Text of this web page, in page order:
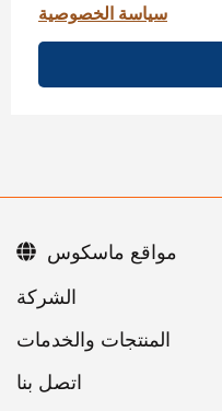
سياسة الخصوصية
اتصل بنا
مواقع ماسكوس